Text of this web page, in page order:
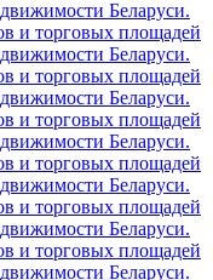
Беларуси.
и торговых площадей
Беларуси.
и торговых площадей
Беларуси.
и торговых площадей
Беларуси.
и торговых площадей
Беларуси.
и торговых площадей
Беларуси.
и торговых площадей
Беларуси.